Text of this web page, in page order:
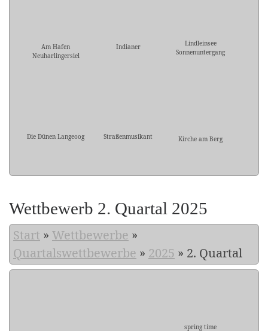
Am Hafen
Neuharlingersiel
Indianer
Lindleinsee
Sonnenuntergang
Die Dünen Langeoog Straßenmusikant Kirche am Berg
Wettbewerb 2. Quartal 2025
Start » Wettbewerbe »
Quartalswettbewerbe » 2025 » 2. Quartal
spring time